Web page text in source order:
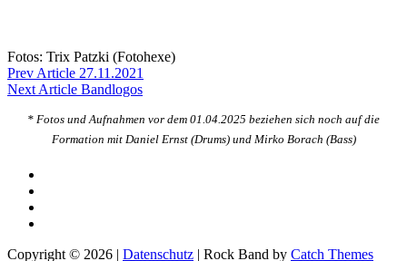
Fotos: Trix Patzki (Fotohexe)
Beitragsnavigation
Previous
Post
Prev Article 27.11.2021
Next
Next Article Bandlogos
* Fotos und Aufnahmen vor dem 01.04.2025 beziehen sich noch auf die
Formation mit Daniel Ernst (Drums) und Mirko Borach (Bass)
Copyright © 2026 Datenschutz Rock Band by Catch Themes